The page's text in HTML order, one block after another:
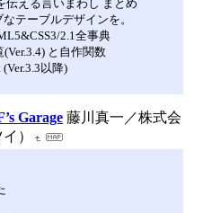
伝える言いまわし まとめ
テーブルデザインを。
2.1全事典
(Ver.3.4) と自作関数
(Ver.3.3以降)
Garage 藤川真一／株式会
）